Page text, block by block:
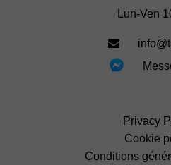
Lun-Ven
Privacy
Cookie
Conditions